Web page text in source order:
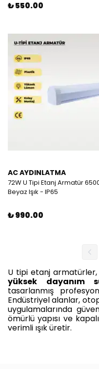
₺ 550.00
AC AYDINLATMA
72W U Tipi Etanj Armatür
Beyaz Işık - IP65
₺ 990.00
U tipi etanj armatürler,
yüksek dayanım
tasarlanmış
Endüstriyel alanlar,
uygulamalarında
ömürlü yapısı ve
verimli ışık üretir.